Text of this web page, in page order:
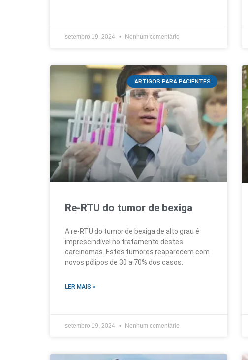
setembro 19, 2024 Nenhum comentário
ARTIGOS PARA PACIENTES
Re-RTU do tumor de bexiga
A re-RTU do tumor de bexiga de alto grau é
imprescindível no tratamento destes
carcinomas. Estes tumores reaparecem com
novos pólipos de 30 a 70% dos casos.
LER MAIS »
setembro 19, 2024 Nenhum comentário